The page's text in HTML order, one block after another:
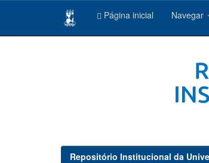
Página inicial Navegar
Repositório Institucional da